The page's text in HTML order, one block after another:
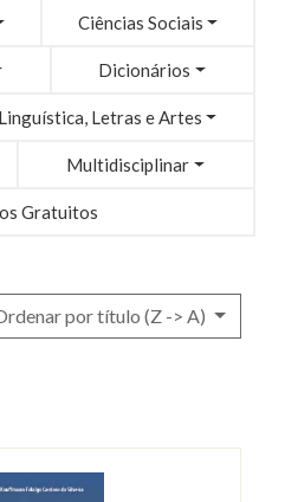
Ciências Sociais
Dicionários
Linguística, Letras e Artes
Multidisciplinar
Gratuitos
por título (Z -> A)